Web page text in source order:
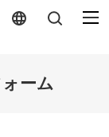
ーム